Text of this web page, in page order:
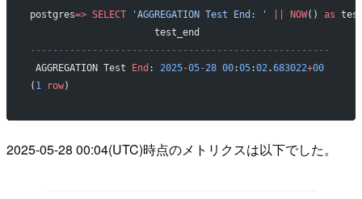
postgres=> SELECT 'AGGREGATION Test End: ' NOW() as
                      test_end
-----------------------------------------------------
AGGREGATION Test
End : 2025-05-28 00:05:02.683022+00
( 1 row)
2025-05-28 00:04(UTC)時点のメトリクスは以下でした。